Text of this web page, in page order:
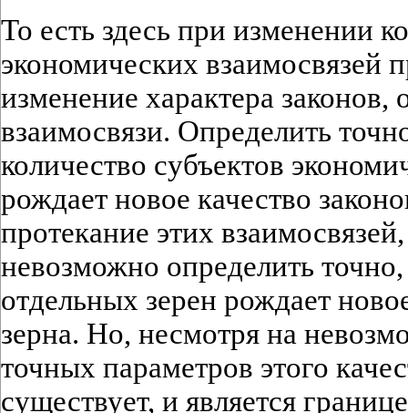
То есть здесь при изменении
экономических взаимосвязей
изменение характера
взаимосвязи. Определить
количество субъектов
рождает новое качество
протекание этих
невозможно определить
отдельных зерен рождает
зерна. Но, несмотря на
точных параметров этого
существует, и является